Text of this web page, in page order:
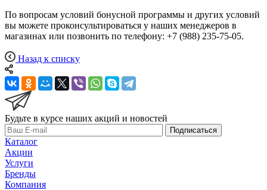
По вопросам условий бонусной программы и других условий
вы можете проконсультироваться у наших менеджеров в
магазинах или позвонить по телефону: +7 (988) 235-75-05.
Назад к списку
Будьте в курсе наших акций и новостей
Подписаться
Каталог
Акции
Услуги
Бренды
Компания